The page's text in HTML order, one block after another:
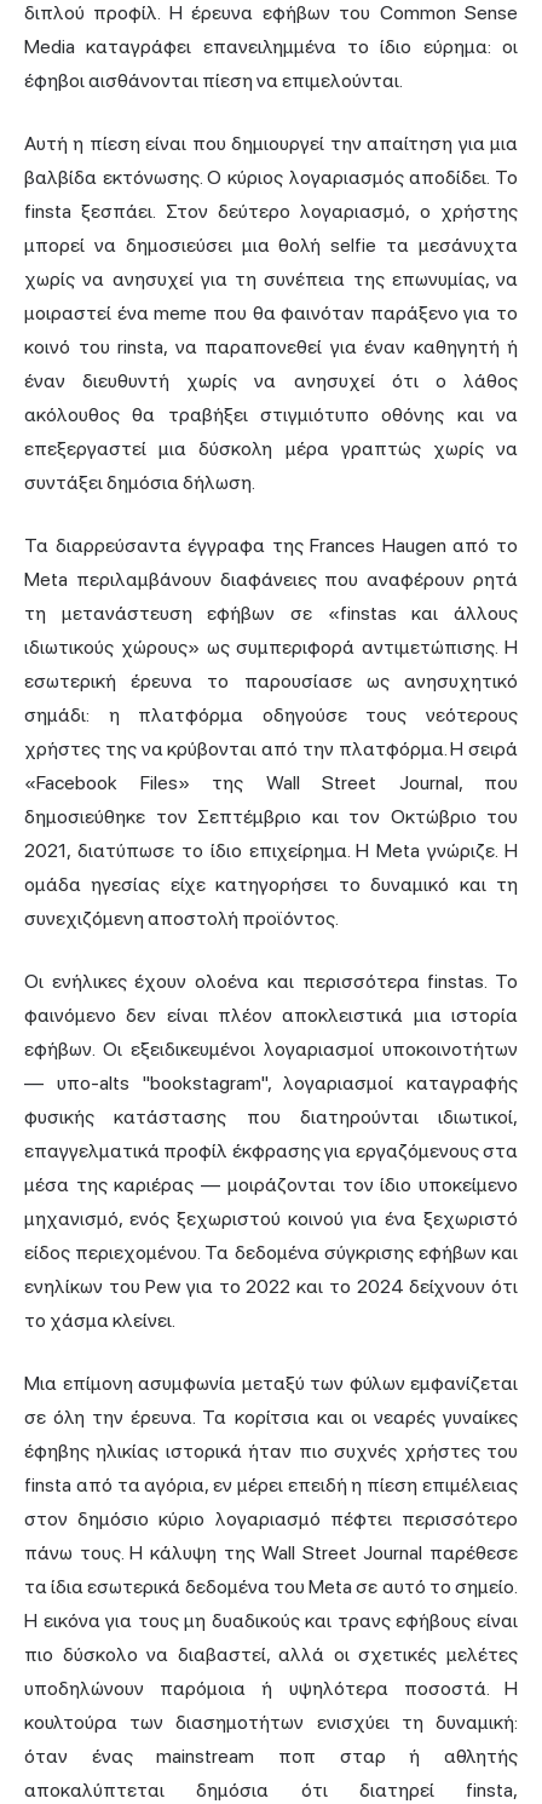
διπλού προφίλ. Η έρευνα εφήβων του Common Sense
Media καταγράφει επανειλημμένα το ίδιο εύρημα: οι
έφηβοι αισθάνονται πίεση να επιμελούνται.
Αυτή η πίεση είναι που δημιουργεί την απαίτηση για μια
βαλβίδα εκτόνωσης. Ο κύριος λογαριασμός αποδίδει. Το
finsta ξεσπάει. Στον δεύτερο λογαριασμό, ο χρήστης
μπορεί να δημοσιεύσει μια θολή selfie τα μεσάνυχτα
χωρίς να ανησυχεί για τη συνέπεια της επωνυμίας, να
μοιραστεί ένα meme που θα φαινόταν παράξενο για το
κοινό του rinsta, να παραπονεθεί για έναν καθηγητή ή
έναν διευθυντή χωρίς να ανησυχεί ότι ο λάθος
ακόλουθος θα τραβήξει στιγμιότυπο οθόνης και να
επεξεργαστεί μια δύσκολη μέρα γραπτώς χωρίς να
συντάξει δημόσια δήλωση.
Τα διαρρεύσαντα έγγραφα της Frances Haugen από το
Meta περιλαμβάνουν διαφάνειες που αναφέρουν ρητά
τη μετανάστευση εφήβων σε «finstas και άλλους
ιδιωτικούς χώρους» ως συμπεριφορά αντιμετώπισης. Η
εσωτερική έρευνα το παρουσίασε ως ανησυχητικό
σημάδι: η πλατφόρμα οδηγούσε τους νεότερους
χρήστες της να κρύβονται από την πλατφόρμα. Η σειρά
«Facebook Files» της Wall Street Journal, που
δημοσιεύθηκε τον Σεπτέμβριο και τον Οκτώβριο του
2021, διατύπωσε το ίδιο επιχείρημα. Η Meta γνώριζε. Η
ομάδα ηγεσίας είχε κατηγορήσει το δυναμικό και τη
συνεχιζόμενη αποστολή προϊόντος.
Οι ενήλικες έχουν ολοένα και περισσότερα finstas. Το
φαινόμενο δεν είναι πλέον αποκλειστικά μια ιστορία
εφήβων. Οι εξειδικευμένοι λογαριασμοί υποκοινοτήτων
— υπο-alts "bookstagram", λογαριασμοί καταγραφής
φυσικής κατάστασης που διατηρούνται ιδιωτικοί,
επαγγελματικά προφίλ έκφρασης για εργαζόμενους στα
μέσα της καριέρας — μοιράζονται τον ίδιο υποκείμενο
μηχανισμό, ενός ξεχωριστού κοινού για ένα ξεχωριστό
είδος περιεχομένου. Τα δεδομένα σύγκρισης εφήβων και
ενηλίκων του Pew για το 2022 και το 2024 δείχνουν ότι
το χάσμα κλείνει.
Μια επίμονη ασυμφωνία μεταξύ των φύλων εμφανίζεται
σε όλη την έρευνα. Τα κορίτσια και οι νεαρές γυναίκες
έφηβης ηλικίας ιστορικά ήταν πιο συχνές χρήστες του
finsta από τα αγόρια, εν μέρει επειδή η πίεση επιμέλειας
στον δημόσιο κύριο λογαριασμό πέφτει περισσότερο
πάνω τους. Η κάλυψη της Wall Street Journal παρέθεσε
τα ίδια εσωτερικά δεδομένα του Meta σε αυτό το σημείο.
Η εικόνα για τους μη δυαδικούς και τρανς εφήβους είναι
πιο δύσκολο να διαβαστεί, αλλά οι σχετικές μελέτες
υποδηλώνουν παρόμοια ή υψηλότερα ποσοστά. Η
κουλτούρα των διασημοτήτων ενισχύει τη δυναμική:
όταν ένας mainstream ποπ σταρ ή αθλητής
αποκαλύπτεται δημόσια ότι διατηρεί finsta,